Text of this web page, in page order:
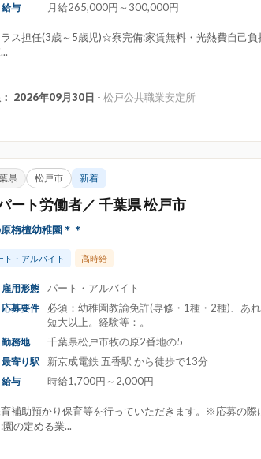
給与 月給265,000円～300,000円
ス担任(3歳～5歳児)☆寮完備:家賃無料・光熱費自己
2026年09月30日 - 松戸公共職業安定所
県 松戸市 新着
ート労働者／ 千葉県 松戸市
栴檀幼稚園＊＊
ト・アルバイト 高時給
雇用形態 パート・アルバイト
応募要件
必須：幼稚園教諭免許(専修・1種・2種)、あ
短大以上。経験等：。
勤務地 千葉県松戸市牧の原2番地の5
最寄り駅 新京成電鉄 五香駅 から徒歩で13分
給与 時給1,700円～2,000円
補助預かり保育等を行っていただきます。※応募の際
園の定める業...